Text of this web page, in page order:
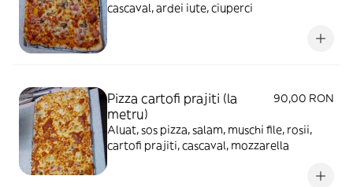
cascaval, ardei iute, ciuperci
Pizza cartofi prajiti (la
metru)
90,00 RON
Aluat, sos pizza, salam, muschi file, rosii,
cartofi prajiti, cascaval, mozzarella